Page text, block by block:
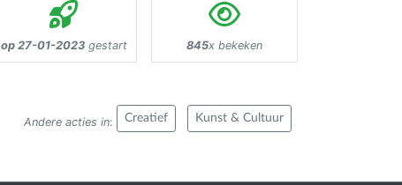
op 27-01-2023gestart 845x bekeken
Andere acties in: Creatief Kunst & Cultuur